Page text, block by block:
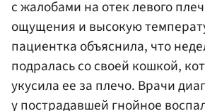
с жалобами на отек левого
ощущения и высокую
пациентка объяснила, что
подралась со своей кошкой,
укусила ее за плечо. Врачи
у пострадавшей гнойное